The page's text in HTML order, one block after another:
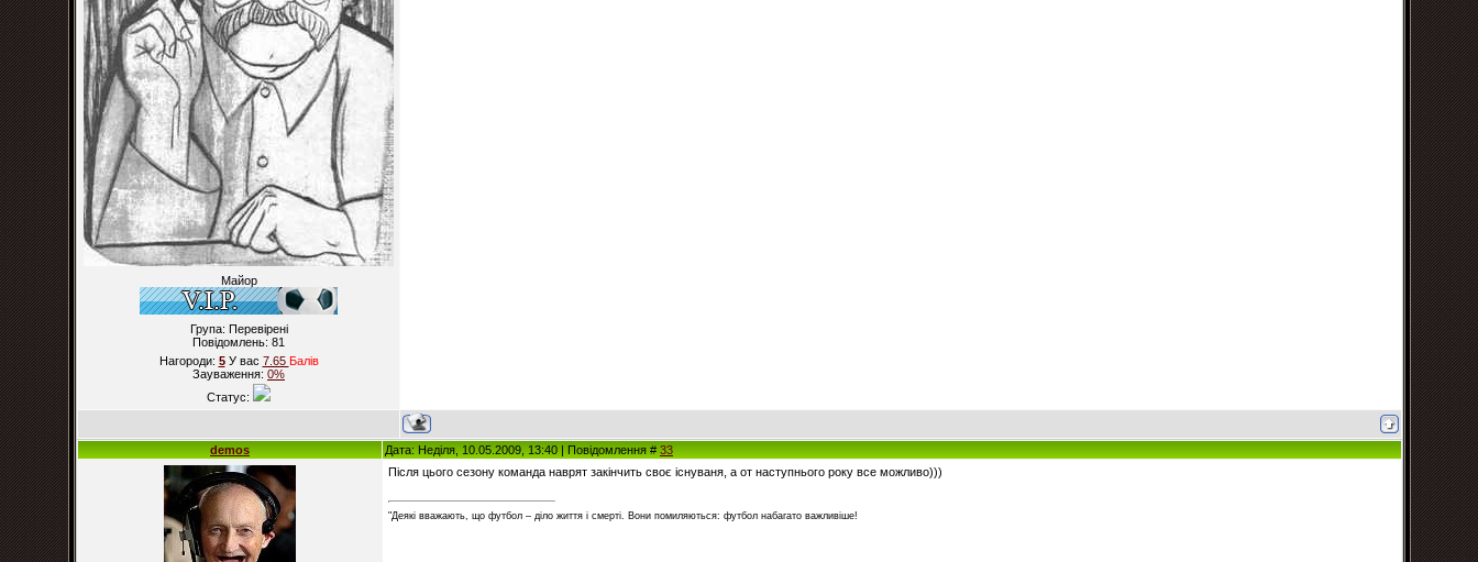
Майор
Група: Перевірені
Повідомлень: 81
Нагороди: 5У вас 7.65 Балiв
Зауваження: 0%
Статус:
demos Дата: Неділя, 10.05.2009, 13:40 | Повідомлення #33
Після цього сезону команда наврят закінчить своє існуваня, а от наступнього року все можливо)))
"Деякі вважають, що футбол – діло життя і смерті. Вони помиляються: футбол набагато важливіше!